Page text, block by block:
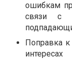
ошибкам
связи с
Поправка к
интересах